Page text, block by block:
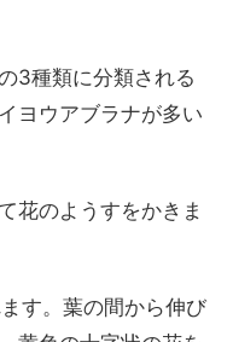
3種類に分類される
ヨウアブラナが多い
花のようすをかきま
す。葉の間から伸び